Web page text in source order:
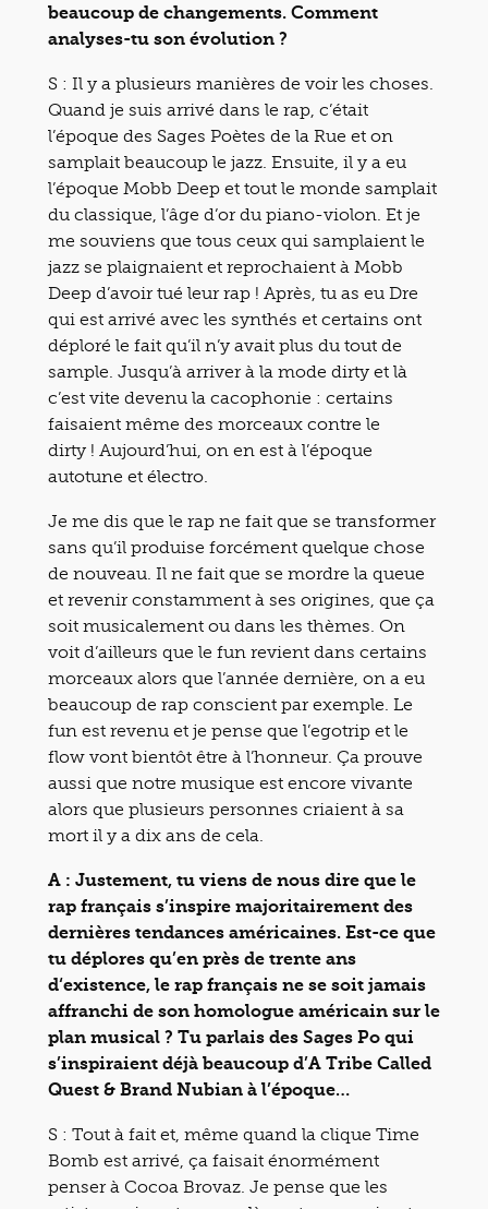
beaucoup de changements. Comment
analyses-tu son évolution ?
S : Il y a plusieurs manières de voir les choses.
Quand je suis arrivé dans le rap, c’était
l’époque des Sages Poètes de la Rue et on
samplait beaucoup le jazz. Ensuite, il y a eu
l’époque Mobb Deep et tout le monde samplait
du classique, l’âge d’or du piano-violon. Et je
me souviens que tous ceux qui samplaient le
jazz se plaignaient et reprochaient à Mobb
Deep d’avoir tué leur rap ! Après, tu as eu Dre
qui est arrivé avec les synthés et certains ont
déploré le fait qu’il n’y avait plus du tout de
sample. Jusqu’à arriver à la mode dirty et là
c’est vite devenu la cacophonie : certains
faisaient même des morceaux contre le
dirty ! Aujourd’hui, on en est à l’époque
autotune et électro.
Je me dis que le rap ne fait que se transformer
sans qu’il produise forcément quelque chose
de nouveau. Il ne fait que se mordre la queue
et revenir constamment à ses origines, que ça
soit musicalement ou dans les thèmes. On
voit d’ailleurs que le fun revient dans certains
morceaux alors que l’année dernière, on a eu
beaucoup de rap conscient par exemple. Le
fun est revenu et je pense que l’egotrip et le
flow vont bientôt être à l’honneur. Ça prouve
aussi que notre musique est encore vivante
alors que plusieurs personnes criaient à sa
mort il y a dix ans de cela.
A : Justement, tu viens de nous dire que le
rap français s’inspire majoritairement des
dernières tendances américaines. Est-ce que
tu déplores qu’en près de trente ans
d‘existence, le rap français ne se soit jamais
affranchi de son homologue américain sur le
plan musical ? Tu parlais des Sages Po qui
s’inspiraient déjà beaucoup d’A Tribe Called
Quest & Brand Nubian à l’époque…
S : Tout à fait et, même quand la clique Time
Bomb est arrivé, ça faisait énormément
penser à Cocoa Brovaz. Je pense que les